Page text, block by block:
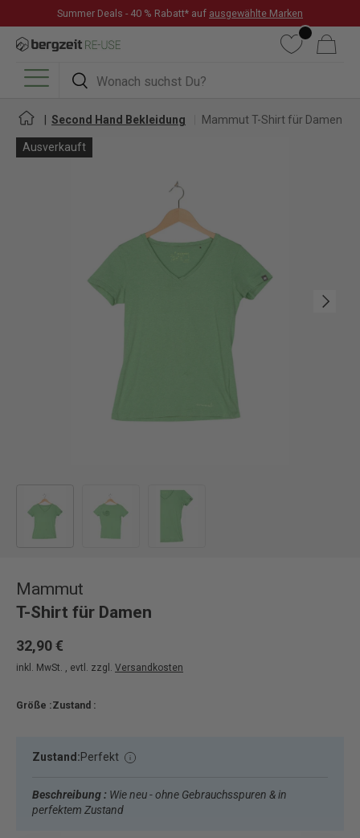
DIREKT ZUM INHALT
Summer Deals - 40 % Rabatt* auf ausgewählte Marken
Suchen
Suchen
WunschlisteWarenkorb
Menü
Second Hand Bekleidung Mammut T-Shirt für Damen
Ausverkauft
Nächste
Mammut
T-Shirt für Damen
32,90 €
inkl. MwSt. , evtl. zzgl. Versandkosten
Größe :Zustand :
Zustand:Perfekt
Beschreibung : Wie neu - ohne Gebrauchsspuren & in
perfektem Zustand